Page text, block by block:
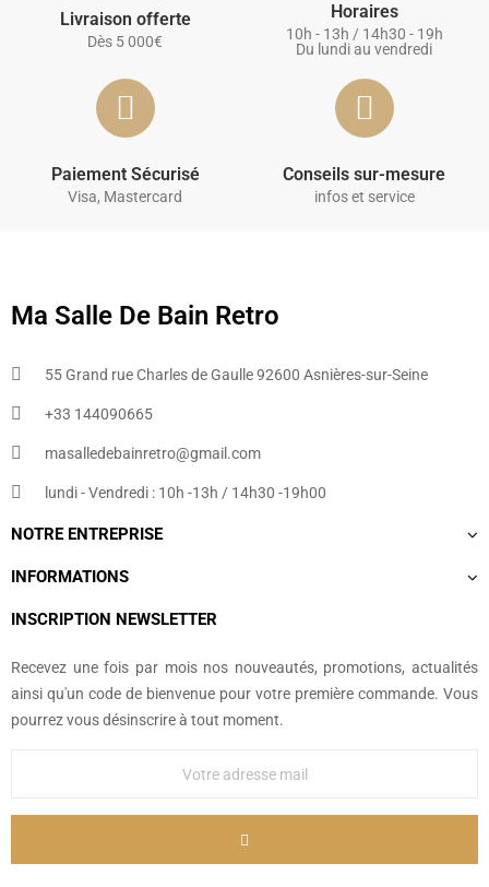
Livraison offerte
Dès 5 000€
Horaires
10h - 13h / 14h30 - 19h
Du lundi au vendredi
Paiement Sécurisé
Visa, Mastercard
Conseils sur-mesure
infos et service
Ma Salle De Bain Retro
55 Grand rue Charles de Gaulle 92600 Asnières-sur-Seine
+33 144090665​
masalledebainretro@gmail.com
lundi - Vendredi : 10h -13h / 14h30 -19h00
NOTRE ENTREPRISE
INFORMATIONS
INSCRIPTION NEWSLETTER
Recevez une fois par mois nos nouveautés, promotions, actualités
ainsi qu'un code de bienvenue pour votre première commande. Vous
pourrez vous désinscrire à tout moment.